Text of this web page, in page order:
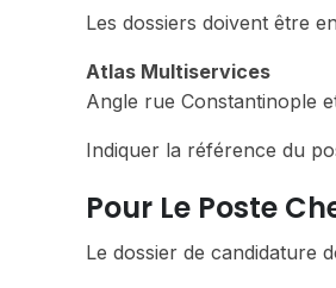
Les dossiers doivent être
Atlas Multiservices
Angle rue Constantinople
Indiquer la référence du
Pour Le Poste
Le dossier de candidature